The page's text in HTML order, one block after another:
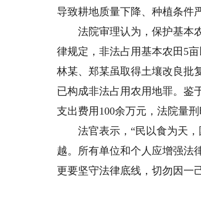
导致耕地质量下降、种植条件
法院审理认为，保护基本农
律规定，非法占用基本农田5
林某、郑某虽取得土壤改良批
已构成非法占用农用地罪。鉴
支出费用100余万元，法院量
法官表示，“民以食为天，
越。所有单位和个人应增强法
更要坚守法律底线，切勿因一